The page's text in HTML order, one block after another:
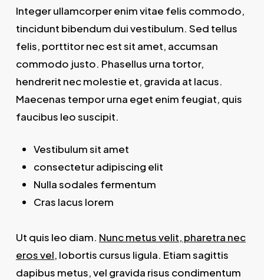
Integer ullamcorper enim vitae felis commodo,
tincidunt bibendum dui vestibulum. Sed tellus
felis, porttitor nec est sit amet, accumsan
commodo justo. Phasellus urna tortor,
hendrerit nec molestie et, gravida at lacus.
Maecenas tempor urna eget enim feugiat, quis
faucibus leo suscipit.
Vestibulum sit amet
consectetur adipiscing elit
Nulla sodales fermentum
Cras lacus lorem
Ut quis leo diam. Nunc metus velit, pharetra nec
eros vel, lobortis cursus ligula. Etiam sagittis
dapibus metus, vel gravida risus condimentum